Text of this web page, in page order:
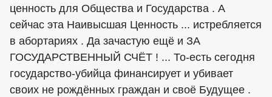
ценность для Общества и Государства . А
сейчас эта Наивысшая Ценность ... истребляется
в абортариях . Да зачастую ещё и ЗА
ГОСУДАРСТВЕННЫЙ СЧЁТ ! ... То-есть сегодня
государство-убийца финансирует и убивает
своих не рождённых граждан и своё Будущее .